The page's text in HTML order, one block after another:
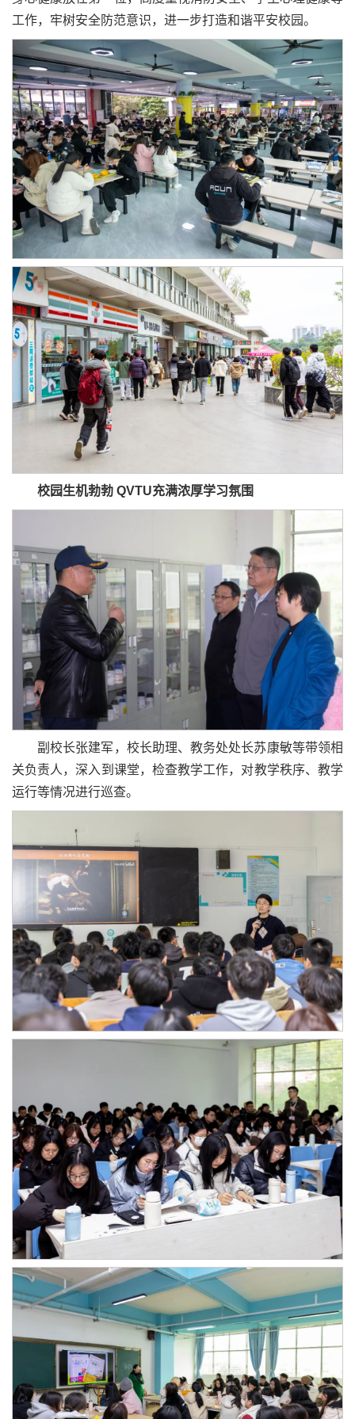
工作，牢树安全防范意识，进一步打造和谐平安校园。
校园生机勃勃 QVTU充满浓厚学习氛围
副校长张建军，校长助理、教务处处长苏康敏等带领相
关负责人，深入到课堂，检查教学工作，对教学秩序、教学
运行等情况进行巡查。